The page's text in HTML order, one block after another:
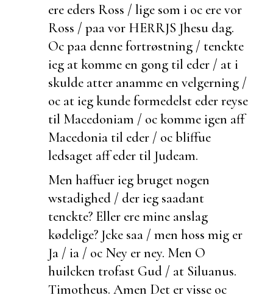
ere eders Ross / lige som i oc ere vor
Ross / paa vor HERRJS Jhesu dag.
Oc paa denne fortrøstning / tenckte
ieg at komme en gong til eder / at i
skulde atter anamme en velgerning /
oc at ieg kunde formedelst eder reyse
til Macedoniam / oc komme igen aff
Macedonia til eder / oc bliffue
ledsaget aff eder til Judeam.
Men haffuer ieg bruget nogen
wstadighed / der ieg saadant
tenckte? Eller ere mine anslag
kødelige? Jcke saa / men hoss mig er
Ja / ia / oc Ney er ney. Men O
huilcken trofast Gud / at Siluanus.
Timotheus. Amen Det er visse oc